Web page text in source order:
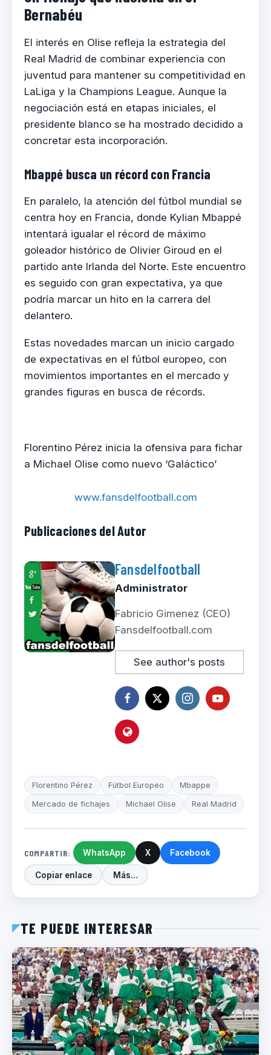
Bernabéu
El interés en Olise refleja la estrategia del
Real Madrid de combinar experiencia con
juventud para mantener su competitividad en
LaLiga y la Champions League. Aunque la
negociación está en etapas iniciales, el
presidente blanco se ha mostrado decidido a
concretar esta incorporación.
Mbappé busca un récord con Francia
En paralelo, la atención del fútbol mundial se
centra hoy en Francia, donde Kylian Mbappé
intentará igualar el récord de máximo
goleador histórico de Olivier Giroud en el
partido ante Irlanda del Norte. Este encuentro
es seguido con gran expectativa, ya que
podría marcar un hito en la carrera del
delantero.
Estas novedades marcan un inicio cargado
de expectativas en el fútbol europeo, con
movimientos importantes en el mercado y
grandes figuras en busca de récords.
Florentino Pérez inicia la ofensiva para fichar
a Michael Olise como nuevo ‘Galáctico’
www.fansdelfootball.com
Publicaciones del Autor
Fansdelfootball
Administrator
Fabricio Gimenez (CEO)
Fansdelfootball.com
See author's posts
Florentino Pérez Fútbol Europeo Mbappe
Mercado de fichajes Michael Olise Real Madrid
COMPARTIR: WhatsApp X Facebook
Copiar enlace Más…
TE PUEDE INTERESAR